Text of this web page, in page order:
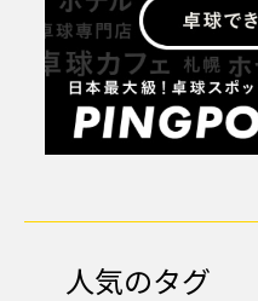
人気のタグ